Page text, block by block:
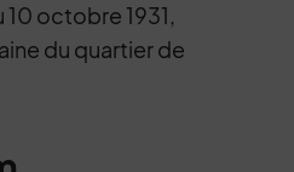
octobre 1931,
du quartier de